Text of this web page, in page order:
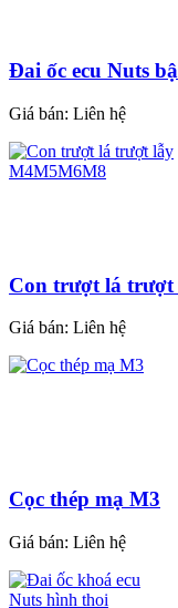
Đai ốc ecu Nuts
Giá bán: Liên hệ
Con trượt lá
Giá bán: Liên hệ
Cọc thép mạ M3
Giá bán: Liên hệ